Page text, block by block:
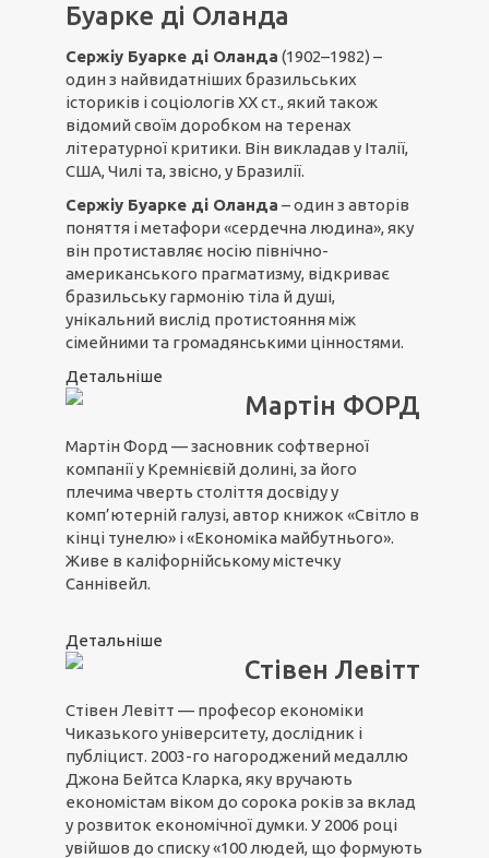
Буарке ді Оланда
Сержіу Буарке ді Оланда (1902–1982) –
один з найвидатніших бразильських
істориків і соціологів ХХ ст., який також
відомий своїм доробком на теренах
літературної критики. Він викладав у Італії,
США, Чилі та, звісно, у Бразилії.
Сержіу Буарке ді Оланда – один з авторів
поняття і метафори «сердечна людина», яку
він протиставляє носію північно-
американського прагматизму, відкриває
бразильську гармонію тіла й душі,
унікальний вислід протистояння між
сімейними та громадянськими цінностями.
Детальніше
Мартін ФОРД
Мартін Форд — засновник софтверної
компанії у Кремнієвій долині, за його
плечима чверть століття досвіду у
комп’ютерній галузі, автор книжок «Світло в
кінці тунелю» і «Економіка майбутнього».
Живе в каліфорнійському містечку
Саннівейл.
Детальніше
Стівен Левітт
Стівен Левітт — професор економіки
Чиказького університету, дослідник і
публіцист. 2003-го нагороджений медаллю
Джона Бейтса Кларка, яку вручають
економістам віком до сорока років за вклад
у розвиток економічної думки. У 2006 році
увійшов до списку «100 людей, що формують